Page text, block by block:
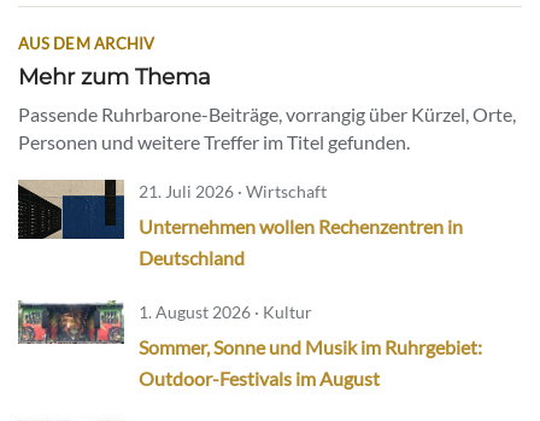
AUS DEM ARCHIV
Mehr zum Thema
Passende Ruhrbarone-Beiträge, vorrangig über Kürzel, Orte,
Personen und weitere Treffer im Titel gefunden.
21. Juli 2026 · Wirtschaft
Unternehmen wollen Rechenzentren in
Deutschland
1. August 2026 · Kultur
Sommer, Sonne und Musik im Ruhrgebiet:
Outdoor-Festivals im August